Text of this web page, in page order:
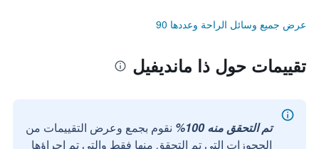
عرض جميع وسائل الراحة وعددها 90
تقييمات حول ذا مانديفيل
تم التحقق منه 100%
نقوم بجمع وعرض التقييمات من
الحجوزات التي تم التحقق منها فقط والتي تم إجراؤها